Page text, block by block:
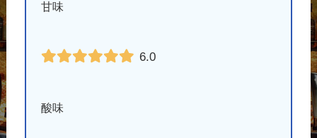
甘味
6.0
酸味